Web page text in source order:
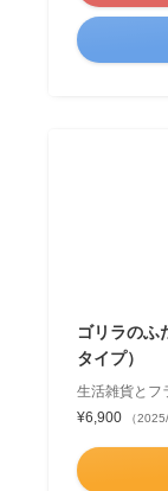
ゴリラの
タイプ）
生活雑貨とフ
¥6,900
（